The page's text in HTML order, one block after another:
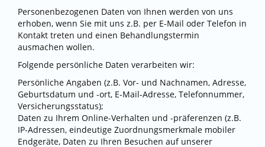
Personenbezogenen Daten von Ihnen werden von uns
erhoben, wenn Sie mit uns z.B. per E-Mail oder Telefon in
Kontakt treten und einen Behandlungstermin
ausmachen wollen.
Folgende persönliche Daten verarbeiten wir:
Persönliche Angaben (z.B. Vor- und Nachnamen, Adresse,
Geburtsdatum und -ort, E-Mail-Adresse, Telefonnummer,
Versicherungsstatus);
Daten zu Ihrem Online-Verhalten und -präferenzen (z.B.
IP-Adressen, eindeutige Zuordnungsmerkmale mobiler
Endgeräte, Daten zu Ihren Besuchen auf unserer